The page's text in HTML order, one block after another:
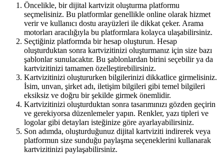
Öncelikle, bir dijital kartvizit oluşturma platformu
seçmelisiniz. Bu platformlar genellikle online olarak hizmet
verir ve kullanıcı dostu arayüzleri ile dikkat çeker. Arama
motorları aracılığıyla bu platformlara kolayca ulaşabilirsiniz.
Seçtiğiniz platformda bir hesap oluşturun. Hesap
oluşturduktan sonra kartvizitinizi oluşturmanız için size bazı
şablonlar sunulacaktır. Bu şablonlardan birini seçebilir ya da
kartvizitinizi tamamen özelleştirebilirsiniz.
Kartvizitinizi oluştururken bilgilerinizi dikkatlice girmelisiniz.
İsim, unvan, şirket adı, iletişim bilgileri gibi temel bilgileri
eksiksiz ve doğru bir şekilde girmek önemlidir.
Kartvizitinizi oluşturduktan sonra tasarımınızı gözden geçirin
ve gerekiyorsa düzenlemeler yapın. Renkler, yazı tipleri ve
logolar gibi detayları isteğinize göre ayarlayabilirsiniz.
Son adımda, oluşturduğunuz dijital kartviziti indirerek veya
platformun size sunduğu paylaşma seçeneklerini kullanarak
kartvizitinizi paylaşabilirsiniz.